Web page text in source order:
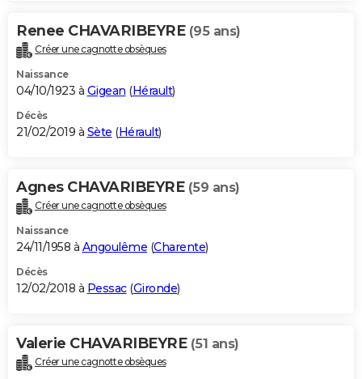
Renee CHAVARIBEYRE (95 ans)
Créer une cagnotte obsèques
Naissance
04/10/1923 à Gigean (Hérault)
Décès
21/02/2019 à Sète (Hérault)
Agnes CHAVARIBEYRE (59 ans)
Créer une cagnotte obsèques
Naissance
24/11/1958 à Angoulême (Charente)
Décès
12/02/2018 à Pessac(Gironde)
Valerie CHAVARIBEYRE (51 ans)
Créer une cagnotte obsèques